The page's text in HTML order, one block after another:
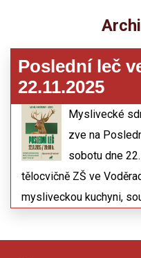
Poslední leč
22.11.2025
Myslivecké
zve na
sobotu dne
tělocvičně ZŠ ve
mysliveckou kuchyni,